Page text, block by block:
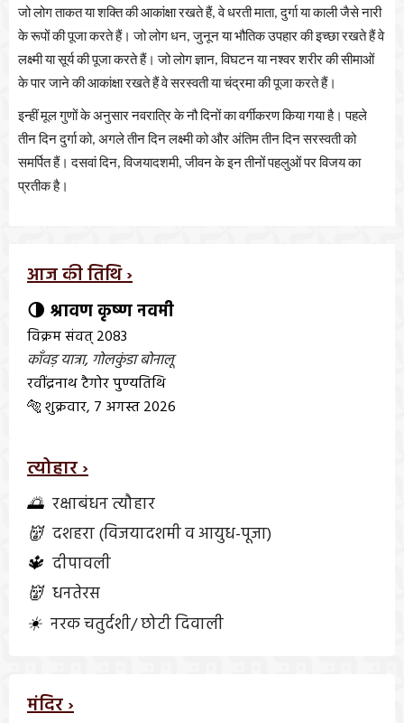
जोलोगताकतयाशक्तिकीआकांक्षारखतेहैं,वेधरतीमाता,दुर्गायाकालीजैसेनारी
केरूपोंकीपूजाकरतेहैं। जोलोगधन,जुनूनयाभौतिकउपहारकीइच्छारखतेहैंवे
लक्ष्मीयासूर्यकीपूजाकरतेहैं। जोलोगज्ञान,विघटनयानश्वरशरीरकीसीमाओं
केपारजानेकीआकांक्षारखतेहैंवेसरस्वतीयाचंद्रमाकीपूजाकरतेहैं।
इन्हींमूलगुणोंकेअनुसारनवरात्रिकेनौदिनोंकावर्गीकरणकियागयाहै। पहले
तीनदिनदुर्गाको, अगलेतीनदिनलक्ष्मीकोऔरअंतिमतीनदिनसरस्वतीको
समर्पितहैं। दसवांदिन,विजयादशमी,जीवनकेइनतीनोंपहलुओंपरविजयका
प्रतीकहै।
आज की तिथि ›
🌗 श्रावण कृष्ण नवमी
विक्रम संवत् 2083
काँवड़ यात्रा,गोलकुंडा बोनालू
रवींद्रनाथ टैगोर पुण्यतिथि
🐅 शुक्रवार, 7 अगस्त 2026
त्योहार ›
🌅 रक्षाबंधन त्यौहार
👹 दशहरा (विजयादशमी व आयुध-पूजा)
🔱 दीपावली
👹 धनतेरस
☀️ नरक चतुर्दशी/ छोटी दिवाली
मंदिर ›